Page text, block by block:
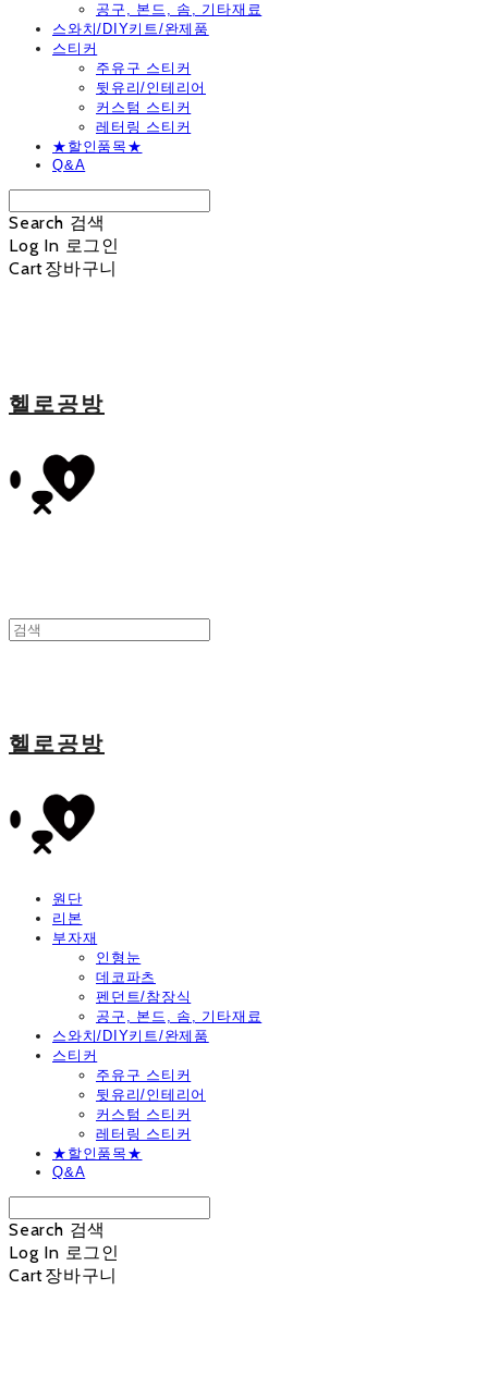
공구, 본드, 솜, 기타재료
스와치/DIY키트/완제품
스티커
주유구 스티커
뒷유리/인테리어
커스텀 스티커
레터링 스티커
★할인품목★
Q&A
Search 검색
Log In 로그인
Cart장바구니
헬로공방
헬로공방
원단
리본
부자재
인형눈
데코파츠
펜던트/참장식
공구, 본드, 솜, 기타재료
스와치/DIY키트/완제품
스티커
주유구 스티커
뒷유리/인테리어
커스텀 스티커
레터링 스티커
★할인품목★
Q&A
Search 검색
Log In 로그인
Cart장바구니